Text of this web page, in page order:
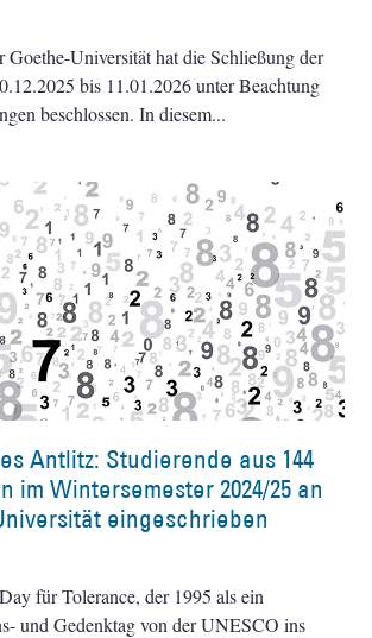
Goethe-Universität hat die Schließung der
bis 11.01.2026 unter Beachtung
beschlossen. In diesem
Antlitz: Studierende aus 144
im Wintersemester 2024/25 an
eingeschrieben
für Tolerance, der 1995 als ein
und Gedenktag von der UNESCO ins